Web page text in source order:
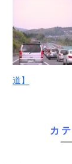
道】
カ